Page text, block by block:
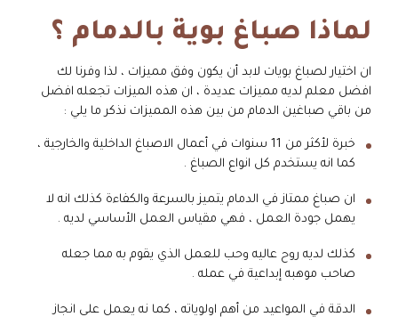
لماذا صباغ بوية بالدمام ؟
ان اختيار لصباغ بويات لابد أن يكون وفق مميزات ، لذا وفرنا لك
افضل معلم لديه مميزات عديدة ، ان هذه الميزات تجعله افضل
من باقي صباغين الدمام من بين هذه المميزات نذكر ما يلي :
خبرة لأكثر من 11 سنوات في أعمال الاصباغ الداخلية والخارجية ،
كما انه يستخدم كل انواع الصباغ .
ان صباغ ممتاز في الدمام يتميز بالسرعة والكفاءة كذلك انه لا
يهمل جودة العمل ، فهي مقياس العمل الأساسي لديه .
كذلك لديه روح عاليه وحب للعمل الذي يقوم به مما جعله
صاحب موهبه إبداعية في عمله .
الدقة في المواعيد من أهم اولوياته ، كما نه يعمل على انجاز